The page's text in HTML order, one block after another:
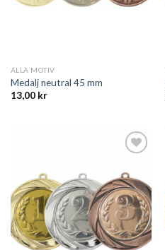
ALLA MOTIV
Medalj neutral 45 mm
13,00 kr
wishlist